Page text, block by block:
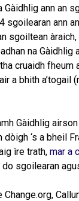
ann an
ann
sgoiltean
na Gàidhlig
cruaidh fheum
a bhith a’togail
Gàidhlig
‘s a bheil
ìre trath, mar a
sgoilearan
Change.org,